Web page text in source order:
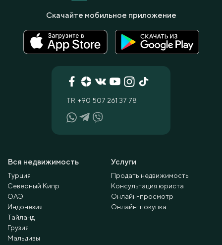
Вся недвижимость
Турция
Северный Кипр
ОАЭ
Индонезия
Тайланд
Грузия
Мальдивы
Услуги
Продать недвижимость
Консультация юриста
Онлайн-просмотр
Онлайн-покупка
TR +90 507 261 37 78
Скачайте мобильное приложение